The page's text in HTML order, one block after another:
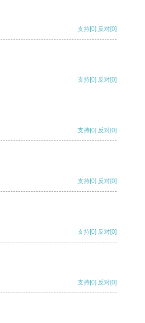
支持[0] 反对[0]
支持[0] 反对[0]
支持[0] 反对[0]
支持[0] 反对[0]
支持[0] 反对[0]
支持[0] 反对[0]